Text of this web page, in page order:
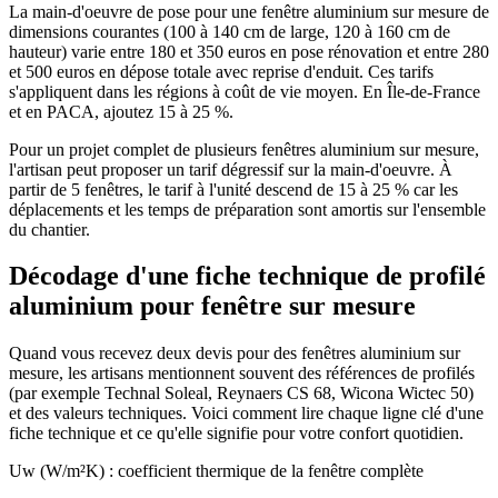
La main-d'oeuvre de pose pour une fenêtre aluminium sur mesure de
dimensions courantes (100 à 140 cm de large, 120 à 160 cm de
hauteur) varie entre 180 et 350 euros en pose rénovation et entre 280
et 500 euros en dépose totale avec reprise d'enduit. Ces tarifs
s'appliquent dans les régions à coût de vie moyen. En Île-de-France
et en PACA, ajoutez 15 à 25 %.
Pour un projet complet de plusieurs fenêtres aluminium sur mesure,
l'artisan peut proposer un tarif dégressif sur la main-d'oeuvre. À
partir de 5 fenêtres, le tarif à l'unité descend de 15 à 25 % car les
déplacements et les temps de préparation sont amortis sur l'ensemble
du chantier.
Décodage d'une fiche technique de profilé
aluminium pour fenêtre sur mesure
Quand vous recevez deux devis pour des fenêtres aluminium sur
mesure, les artisans mentionnent souvent des références de profilés
(par exemple Technal Soleal, Reynaers CS 68, Wicona Wictec 50)
et des valeurs techniques. Voici comment lire chaque ligne clé d'une
fiche technique et ce qu'elle signifie pour votre confort quotidien.
Uw (W/m²K) : coefficient thermique de la fenêtre complète